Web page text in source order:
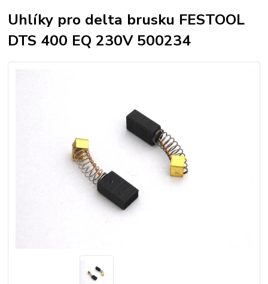
Uhlíky pro delta brusku FESTOOL
DTS 400 EQ 230V 500234